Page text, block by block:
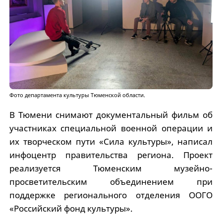
Фото департамента культуры Тюменской области.
В Тюмени снимают документальный фильм об
участниках специальной военной операции и
их творческом пути «Сила культуры», написал
инфоцентр правительства региона. Проект
реализуется Тюменским музейно-
просветительским объединением при
поддержке регионального отделения ООГО
«Российский фонд культуры».